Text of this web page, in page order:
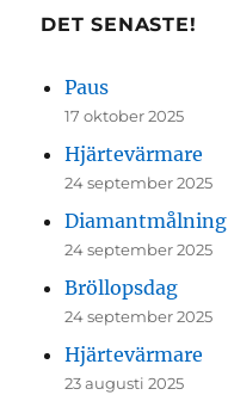
DET SENASTE!
Paus
17 oktober 2025
Hjärtevärmare
24 september 2025
Diamantmålning
24 september 2025
Bröllopsdag
24 september 2025
Hjärtevärmare
23 augusti 2025